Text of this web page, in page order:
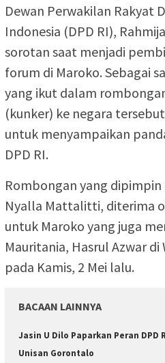
Dewan Perwakilan Rakyat
Indonesia (DPD RI),
sorotan saat menjadi
forum di Maroko. Sebagai
yang ikut dalam
(kunker) ke negara
untuk menyampaikan
DPD RI.
Rombongan yang dipimpin
Nyalla Mattalitti, diterima
untuk Maroko yang juga
Mauritania, Hasrul Azwar
pada Kamis, 2 Mei lalu.
BACAAN LAINNYA
Jasin U Dilo Paparkan Peran DPD
Unisan Gorontalo